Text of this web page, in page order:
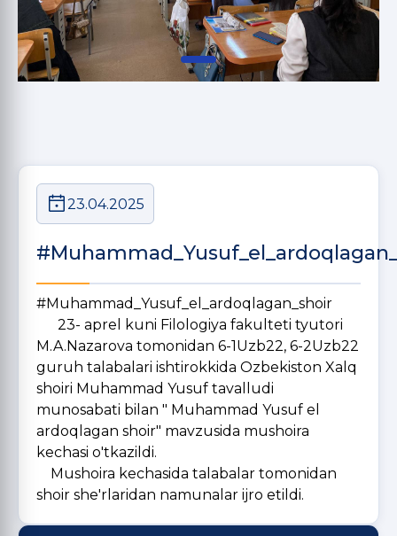
23.04.2025
#Muhammad_Yusuf_el_ardoqlagan_shoir
23- aprel kuni Filologiya fakulteti tyutori
M.A.Nazarova tomonidan 6-1Uzb22, 6-2Uzb22
guruh talabalari ishtirokkida Ozbekiston Xalq
shoiri Muhammad Yusuf tavalludi
munosabati bilan " Muhammad Yusuf el
ardoqlagan shoir" mavzusida mushoira
kechasi o'tkazildi.
Mushoira kechasida talabalar tomonidan
shoir she'rlaridan namunalar ijro etildi.